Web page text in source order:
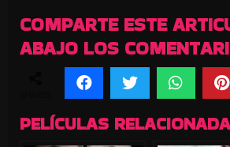
COMPARTE ESTE
ABAJO LOS
PELÍCULAS